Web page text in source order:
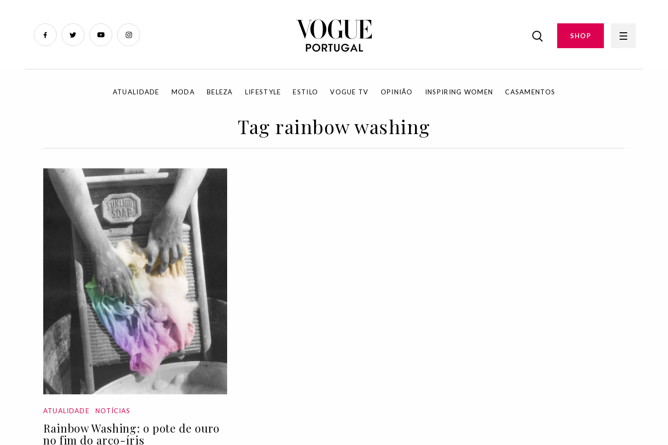
SHOP
ATUALIDADE MODA BELEZA LIFESTYLE ESTILO VOGUE TV OPINIÃO INSPIRING WOMEN CASAMENTOS
Tag rainbow washing
ATUALIDADE NOTÍCIAS
Rainbow Washing: o pote de ouro
no fim do arco-íris